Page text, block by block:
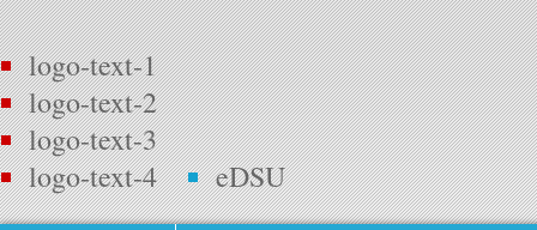
logo-text-1
logo-text-2
logo-text-3
logo-text-4
eDSU